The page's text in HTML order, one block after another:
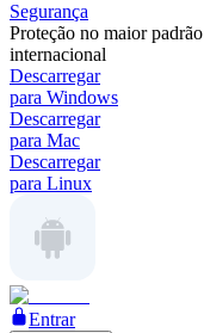
Segurança
Proteção no maior padrão
internacional
Descarregar
para Windows
Descarregar
para Mac
Descarregar
para Linux
Entrar